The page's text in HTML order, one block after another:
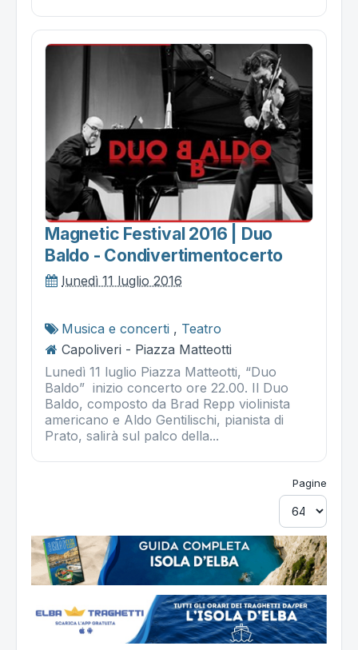
Magnetic Festival 2016 | Duo
Baldo - Condivertimentocerto
lunedì 11 luglio 2016
Musica e concerti , Teatro
Capoliveri - Piazza Matteotti
Lunedì 11 luglio Piazza Matteotti, “Duo
Baldo” inizio concerto ore 22.00. Il Duo
Baldo, composto da Brad Repp violinista
americano e Aldo Gentilischi, pianista di
Prato, salirà sul palco della...
Pagine